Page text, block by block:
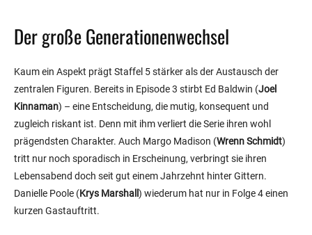
Der große Generationenwechsel
Kaum ein Aspekt prägt Staffel 5 stärker als der Austausch der
zentralen Figuren. Bereits in Episode 3 stirbt Ed Baldwin (Joel
Kinnaman) – eine Entscheidung, die mutig, konsequent und
zugleich riskant ist. Denn mit ihm verliert die Serie ihren wohl
prägendsten Charakter. Auch Margo Madison (Wrenn Schmidt)
tritt nur noch sporadisch in Erscheinung, verbringt sie ihren
Lebensabend doch seit gut einem Jahrzehnt hinter Gittern.
Danielle Poole (Krys Marshall ) wiederum hat nur in Folge 4 einen
kurzen Gastauftritt.